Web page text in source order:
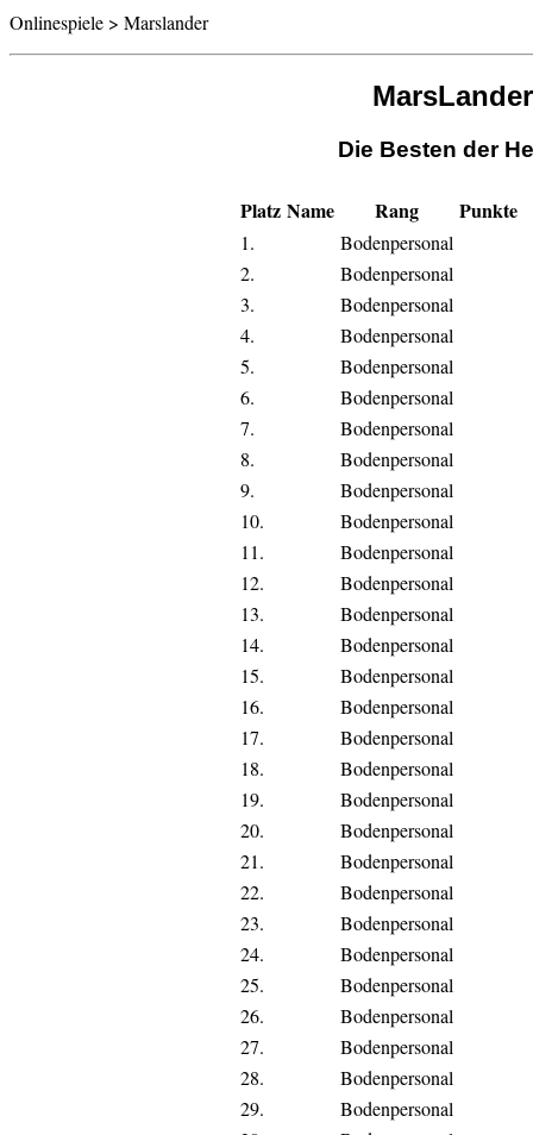
Onlinespiele > Marslander
Die Besten der
Platz Name Rang Punkte
1.
Bodenpersonal
2.
Bodenpersonal
3.
Bodenpersonal
4.
Bodenpersonal
5.
Bodenpersonal
6.
Bodenpersonal
7.
Bodenpersonal
8.
Bodenpersonal
9.
Bodenpersonal
10.
Bodenpersonal
11.
Bodenpersonal
12.
Bodenpersonal
13.
Bodenpersonal
14.
Bodenpersonal
15.
Bodenpersonal
16.
Bodenpersonal
17.
Bodenpersonal
18.
Bodenpersonal
19.
Bodenpersonal
20.
Bodenpersonal
21.
Bodenpersonal
22.
Bodenpersonal
23.
Bodenpersonal
24.
Bodenpersonal
25.
Bodenpersonal
26.
Bodenpersonal
27.
Bodenpersonal
28.
Bodenpersonal
29.
Bodenpersonal